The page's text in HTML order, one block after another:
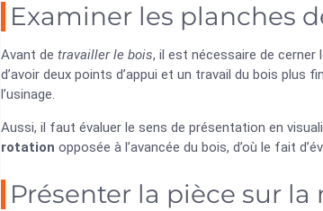
Examiner les planches
Avant de travailler le bois, il est nécessaire de cerner
d’avoir deux points d’appui et un travail du bois plus
l’usinage.
Aussi, il faut évaluer le sens de présentation en
rotation opposée à l’avancée du bois, d’où le fait
Présenter la pièce sur